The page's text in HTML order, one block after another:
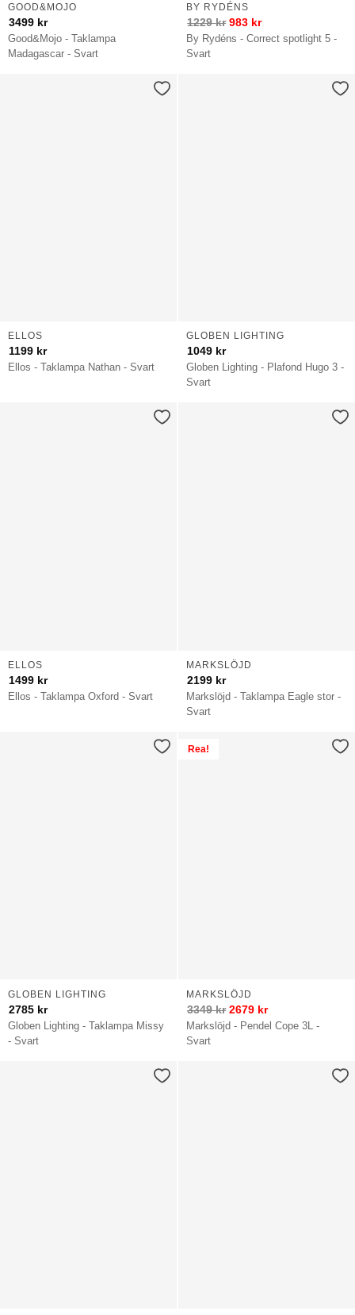
Good&Mojo - Taklampa
Madagascar - Svart
GOOD&MOJO
3499 kr
By Rydéns - Correct spotlight 5 -
Svart
BY RYDÉNS
1229kr 983 kr
Ellos - Taklampa Nathan - Svart
ELLOS
1199 kr
Globen Lighting - Plafond Hugo 3 -
Svart
GLOBEN LIGHTING
1049 kr
Ellos - Taklampa Oxford - Svart
ELLOS
1499 kr
Markslöjd - Taklampa Eagle stor -
Svart
MARKSLÖJD
2199 kr
Globen Lighting - Taklampa Missy
- Svart
GLOBEN LIGHTING
2785 kr
Rea!
Markslöjd - Pendel Cope 3L -
Svart
MARKSLÖJD
3349kr 2679 kr